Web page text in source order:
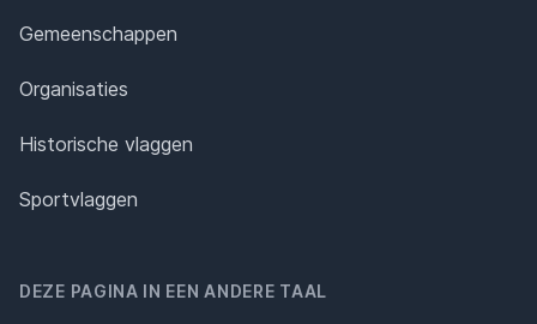
Gemeenschappen
Organisaties
Historische vlaggen
Sportvlaggen
DEZE PAGINA IN EEN ANDERE TAAL